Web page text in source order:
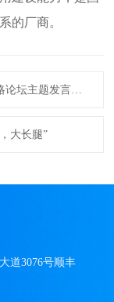
的厂商。
坛主题发言并
大长腿”
道3076号顺丰